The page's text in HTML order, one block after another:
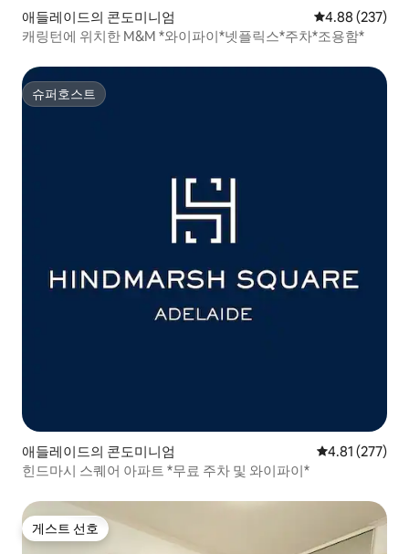
애들레이드의 콘도미니엄 평점 4.88점(5
4.88 (237)
캐링턴에 위치한 M&M *와이파이*넷플릭스*주차*조용함*
슈퍼호스트
슈퍼호스트
애들레이드의 콘도미니엄 평점 4.81점(5
4.81 (277)
힌드마시 스퀘어 아파트 *무료 주차 및 와이파이*
게스트 선호
게스트 선호